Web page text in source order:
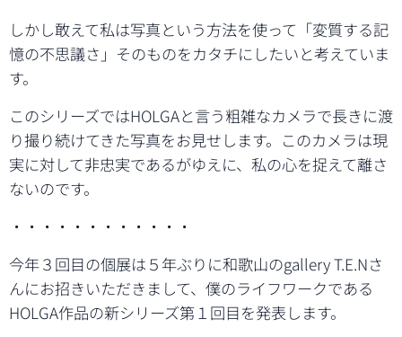
しかし敢えて私は写真という方法を使って「変質する記
憶の不思議さ」そのものをカタチにしたいと考えていま
す。
このシリーズではHOLGAと言う粗雑なカメラで長きに渡
り撮り続けてきた写真をお見せします。このカメラは現
実に対して非忠実であるがゆえに、私の心を捉えて離さ
ないのです。
・・・・・・・・・・・・
今年３回目の個展は５年ぶりに和歌山のgallery T.E.Nさ
んにお招きいただきまして、僕のライフワークである
HOLGA作品の新シリーズ第１回目を発表します。